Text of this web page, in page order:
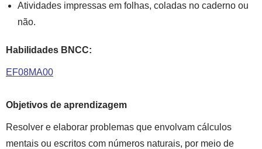
Atividades impressas em folhas, coladas no caderno ou
não.
Habilidades BNCC:
EF08MA00
Objetivos de aprendizagem
Resolver e elaborar problemas que envolvam cálculos
mentais ou escritos com números naturais, por meio de